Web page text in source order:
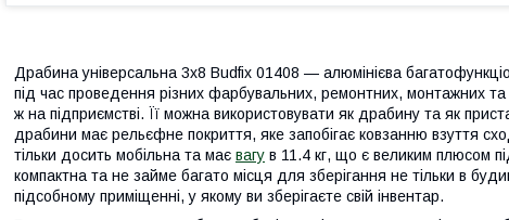
Драбина універсальна 3х8 Budfix 01408 — алюмінієва
під час проведення різних фарбувальних, ремонтних, монтажних
ж на підприємстві. Її можна використовувати як драбину та як
драбини має рельєфне покриття, яке запобігає ковзанню взуття
тільки досить мобільна та має вагу в 11.4 кг, що є великим плюсом
компактна та не займе багато місця для зберігання не тільки в
підсобному приміщенні, у якому ви зберігаєте свій інвентар.